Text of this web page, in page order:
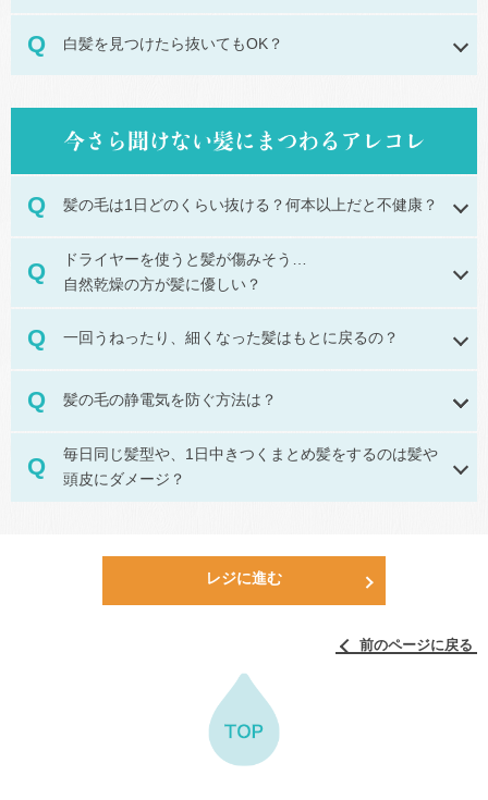
白髪を見つけたら抜いてもOK？
髪の毛は1日どのくらい抜ける？何本以上だと不健康？
ドライヤーを使うと髪が傷みそう…
自然乾燥の方が髪に優しい？
一回うねったり、細くなった髪はもとに戻るの？
髪の毛の静電気を防ぐ方法は？
毎日同じ髪型や、1日中きつくまとめ髪をするのは髪や
頭皮にダメージ？
レジに進む
前のページに戻る